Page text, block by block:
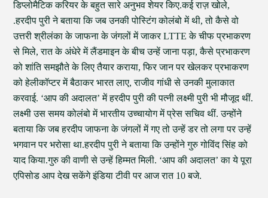
डिप्लोमैटिक करियर के बहुत सारे अनुभव शेयर किए.कई राज़ खोले,
.हरदीप पुरी ने बताया कि जब उनकी पोस्टिंग कोलंबो में थी, तो कैसे वो
उत्तरी श्रीलंका के जाफना के जंगलों में जाकर LTTE के चीफ प्रभाकरण
से मिले, रात के अंधेरे में लैंडमाइन के बीच उन्हें जाना पड़ा, कैसे प्रभाकरण
को शांति समझौते के लिए तैयार कराया, फिर जान पर खेलकर प्रभाकरण
को हेलीकॉप्टर में बैठाकर भारत लाए, राजीव गांधी से उनकी मुलाकात
करवाई. ‘आप की अदालत’ में हरदीप पुरी की पत्नी लक्ष्मी पुरी भी मौजूद थीं.
लक्ष्मी उस समय कोलंबो में भारतीय उच्चायोग में प्रेस सचिव थीं. उन्होंने
बताया कि जब हरदीप जाफना के जंगलों में गए तो उन्हें डर तो लगा पर उन्हें
भगवान पर भरोसा था.हरदीप पुरी ने बताया कि उन्होंने गुरु गोविंद सिंह को
याद किया.गुरु की वाणी से उन्हें हिम्मत मिली. ‘आप की अदालत’ का ये पूरा
एपिसोड आप देख सकेंगे इंडिया टीवी पर आज रात 10 बजे.